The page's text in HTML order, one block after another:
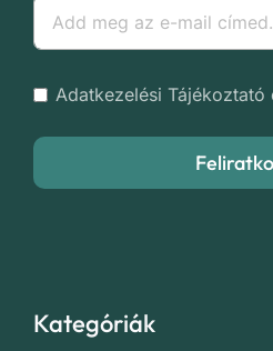
Adatkezelési Tájékoztató
Kategóriák